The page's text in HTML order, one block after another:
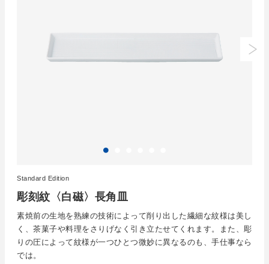
彫刻紋〈白磁〉長角皿
Standard Edition
素焼前の生地を熟練の技術によって削り出した繊細な紋様は美し
く、茶菓子や料理をさりげなく引き立たせてくれます。また、彫
りの圧によって紋様が一つひとつ微妙に異なるのも、手仕事なら
では。